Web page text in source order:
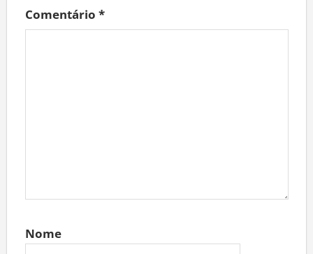
Comentário *
Nome